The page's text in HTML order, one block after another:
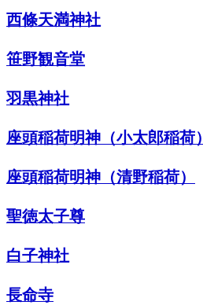
西條天満神社
笹野観音堂
羽黒神社
座頭稲荷明神（小太郎稲荷）
座頭稲荷明神（清野稲荷）
聖徳太子尊
白子神社
長命寺